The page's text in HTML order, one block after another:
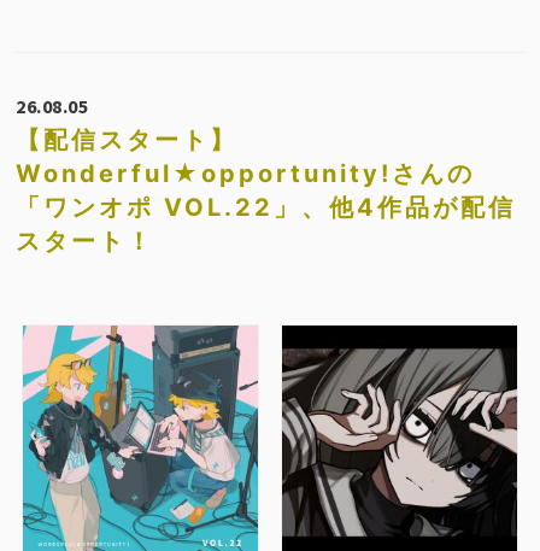
26.08.05
【配信スタート】
Wonderful★opportunity!さんの
「ワンオポ VOL.22」、他4作品が配信
スタート！